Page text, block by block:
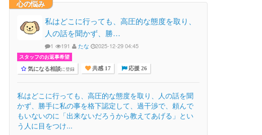
心の悩み
私はどこに行っても、高圧的な態度を取り、
人の話を聞かず、勝…
1 191 たな 2025-12-29 04:45
スタッフのお返事希望
気になる相談に登録 共感 17 応援 26
私はどこに行っても、高圧的な態度を取り、人の話を聞
かず、勝手に私の事を格下認定して、過干渉で、頼んで
もいないのに「出来ないだろうから教えてあげる」とい
う人に目をつけ...